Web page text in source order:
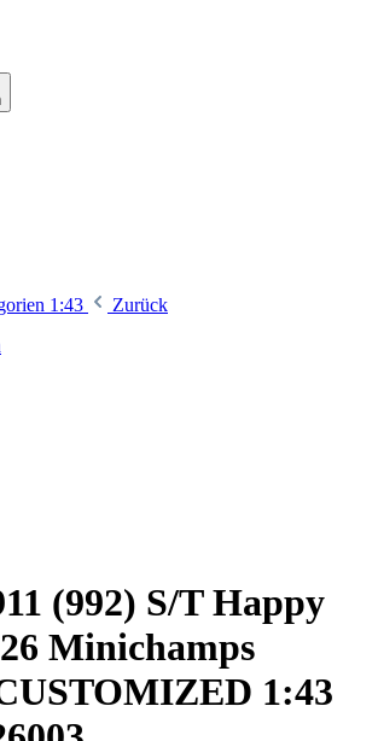
1:43
Zurück
(992) S/T Happy
Minichamps
1:43